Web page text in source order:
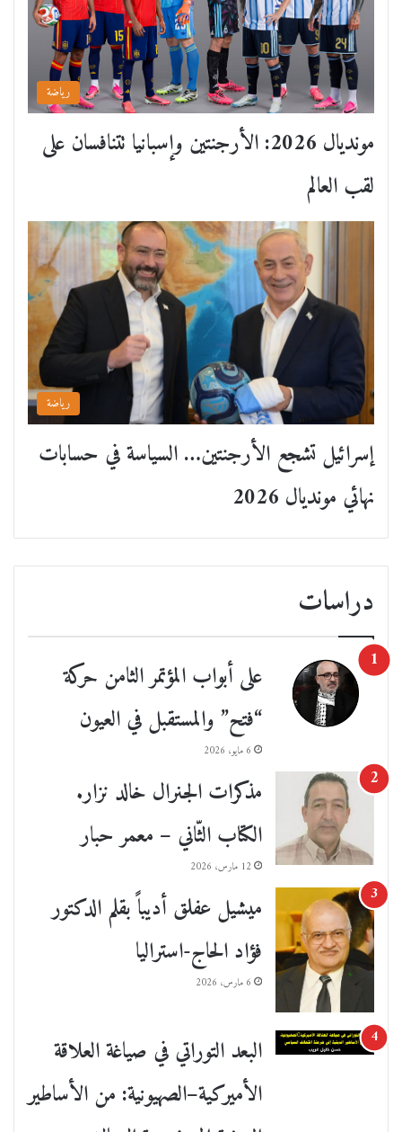
رياضة
مونديال 2026: الأرجنتين وإسبانيا تتنافسان على
لقب العالم
رياضة
إسرائيل تشجع الأرجنتين… السياسة في حسابات
نهائي مونديال 2026
دراسات
على أبواب المؤتمر الثامن حركة
“فتح” والمستقبل في العيون
6 مايو، 2026
مذكرات الجنرال خالد نزار.
الكتاب الثّاني – معمر حبار
12 مارس، 2026
ميشيل عفلق أديباً بقلم الدكتور
فؤاد الحاج-استراليا
6 مارس، 2026
البعد التوراتي في صياغة العلاقة
الأميركية–الصهيونية: من الأساطير